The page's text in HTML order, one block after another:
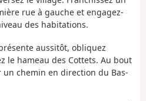
rue à gauche et engagez-
des habitations.
aussitôt, obliquez
le hameau des Cottets. Au bout
chemin en direction du Bas-